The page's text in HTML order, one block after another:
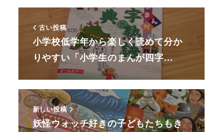
古い投稿
小学校低学年から楽しく読めて分か
りやすい「小学生のまんが四字…
新しい投稿
妖怪ウォッチ好きの子どもたちもき